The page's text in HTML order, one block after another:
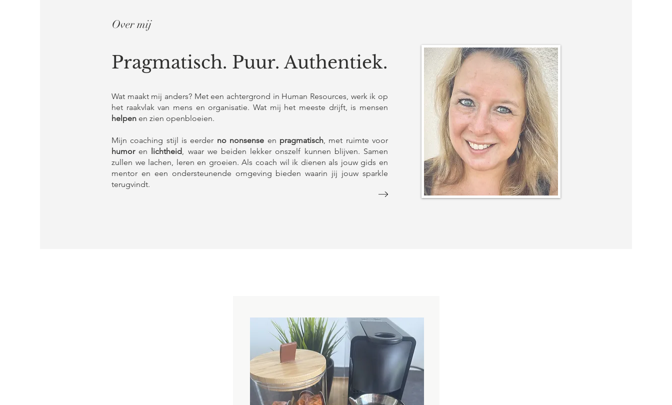
Over mij
Pragmatisch. Puur. Authentiek.
Wat maakt mij anders? Met een achtergrond in Human Resources, werk ik op
het raakvlak van mens en organisatie. Wat mij het meeste drijft, is mensen
helpen en zien openbloeien.
Mijn coaching stijl is eerder no nonsense en pragmatisch, met ruimte voor
humoren lichtheid, waar we beiden lekker onszelf kunnen blijven. Samen
zullen we lachen, leren en groeien. Als coach wil ik dienen als jouw gids en
mentor en een ondersteunende omgeving bieden waarin jij jouw sparkle
terugvindt.